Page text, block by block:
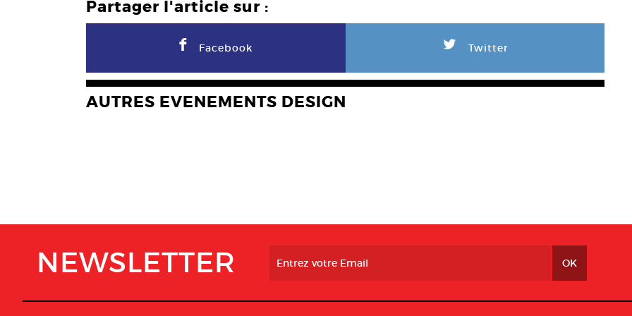
Partager l'article sur :
F Facebook L Twitter
AUTRES EVENEMENTS DESIGN
NEWSLETTER